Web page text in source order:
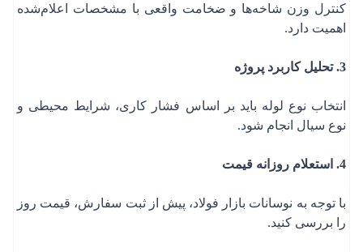
کنترل وزن شاخه‌ها و ضخامت واقعی با مشخصات اعلام‌شده
اهمیت دارد.
3. تحلیل کاربرد پروژه
انتخاب نوع لوله باید بر اساس فشار کاری، شرایط محیطی و
نوع سیال انجام شود.
4. استعلام روزانه قیمت
با توجه به نوسانات بازار فولاد، پیش از ثبت سفارش، قیمت روز
را بررسی کنید.